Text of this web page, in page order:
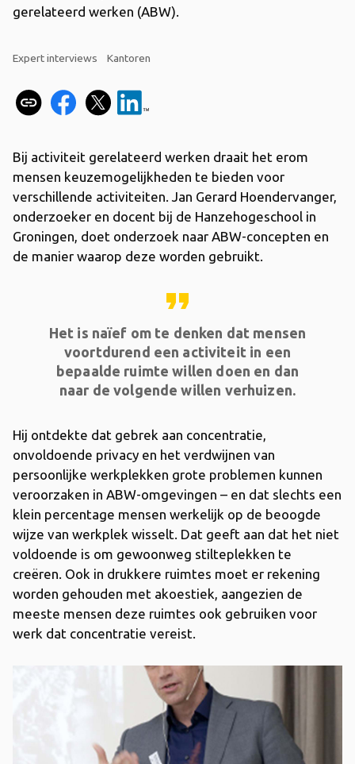
gerelateerd werken (ABW).
Expert interviews Kantoren
Bij activiteit gerelateerd werken draait het erom
mensen keuzemogelijkheden te bieden voor
verschillende activiteiten. Jan Gerard Hoendervanger,
onderzoeker en docent bij de Hanzehogeschool in
Groningen, doet onderzoek naar ABW-concepten en
de manier waarop deze worden gebruikt.
format_quote
Het is naïef om te denken dat mensen
voortdurend een activiteit in een
bepaalde ruimte willen doen en dan
naar de volgende willen verhuizen.
Hij ontdekte dat gebrek aan concentratie,
onvoldoende privacy en het verdwijnen van
persoonlijke werkplekken grote problemen kunnen
veroorzaken in ABW-omgevingen – en dat slechts een
klein percentage mensen werkelijk op de beoogde
wijze van werkplek wisselt. Dat geeft aan dat het niet
voldoende is om gewoonweg stilteplekken te
creëren. Ook in drukkere ruimtes moet er rekening
worden gehouden met akoestiek, aangezien de
meeste mensen deze ruimtes ook gebruiken voor
werk dat concentratie vereist.